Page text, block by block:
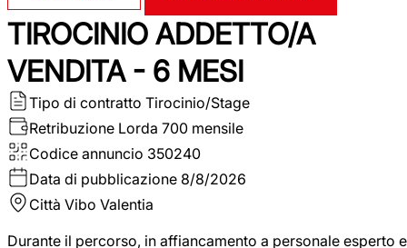
TIROCINIO ADDETTO/A
VENDITA - 6 MESI
Tipo di contratto Tirocinio/Stage
Retribuzione Lorda 700 mensile
Codice annuncio 350240
Data di pubblicazione 8/8/2026
Città Vibo Valentia
Durante il percorso, in affiancamento a personale esperto e